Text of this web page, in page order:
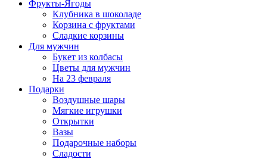
Фрукты-Ягоды
Клубника в шоколаде
Корзина с фруктами
Сладкие корзины
Для мужчин
Букет из колбасы
Цветы для мужчин
На 23 февраля
Подарки
Воздушные шары
Мягкие игрушки
Открытки
Вазы
Подарочные наборы
Сладости